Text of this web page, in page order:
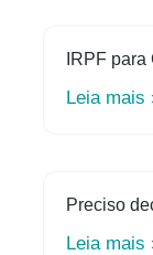
IRPF para
Leia mais
Preciso
Leia mais